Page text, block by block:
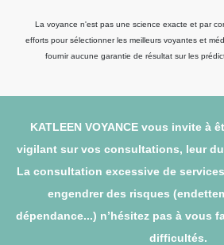
La voyance n'est pas une science exacte et par
efforts pour sélectionner les meilleurs voyantes et
fournir aucune garantie de résultat sur les
KATLEEN VOYANCE vous invite à
vigilant sur vos consultations, leur
La consultation excessive de
engendrer des risques
dépendance...) n’hésitez pas à vous
difficultés.